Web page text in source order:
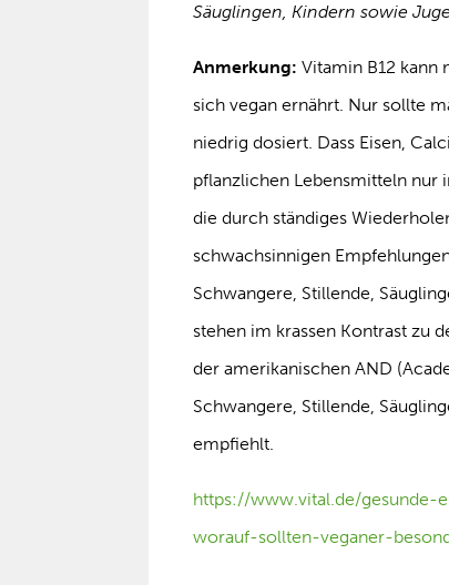
Säuglingen, Kindern sowie
Anmerkung: Vitamin B12 kann
sich vegan ernährt. Nur sollte
niedrig dosiert. Dass Eisen,
pflanzlichen Lebensmitteln nur
die durch ständiges
schwachsinnigen
Schwangere, Stillende,
stehen im krassen Kontrast zu
der amerikanischen AND
Schwangere, Stillende,
empfiehlt.
https://www.vital.de/gesunde-
worauf-sollten-veganer-